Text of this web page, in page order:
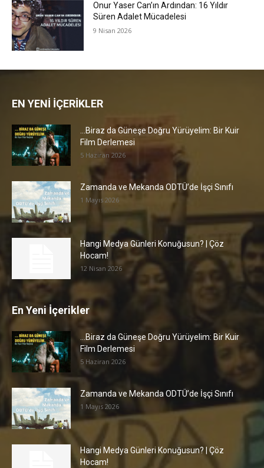
Onur Yaser Can’ın Ardından: 16 Yıldır
Süren Adalet Mücadelesi
9 Nisan 2026
EN YENİ İÇERİKLER
…Biraz da Güneşe Doğru Yürüyelim: Bir Kuir
Film Derlemesi
5 Haziran 2026
Zamanda ve Mekanda ODTÜ’de İşçi Sınıfı
1 Mayıs 2026
Hangi Medya Günleri Konuğusun? | Çöz
Hocam!
12 Nisan 2026
En Yeni İçerikler
…Biraz da Güneşe Doğru Yürüyelim: Bir Kuir
Film Derlemesi
5 Haziran 2026
Zamanda ve Mekanda ODTÜ’de İşçi Sınıfı
1 Mayıs 2026
Hangi Medya Günleri Konuğusun? | Çöz
Hocam!